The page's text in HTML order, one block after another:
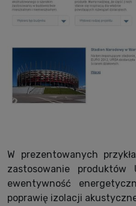
W prezentowanych
zastosowanie produktów
ewentywność
poprawię izolacji